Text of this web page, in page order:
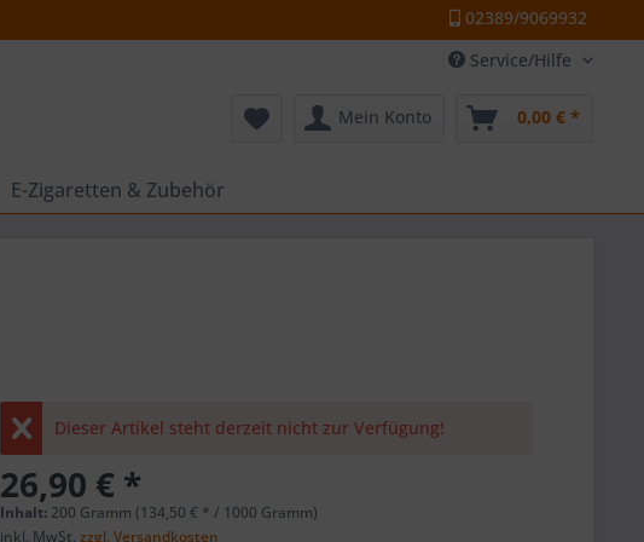
02389/9069932
Service/Hilfe
Mein Konto 0,00 € *
E-Zigaretten & Zubehör
Dieser Artikel steht derzeit nicht zur Verfügung!
26,90 € *
Inhalt: 200 Gramm (134,50 € * / 1000 Gramm)
inkl. MwSt.zzgl. Versandkosten